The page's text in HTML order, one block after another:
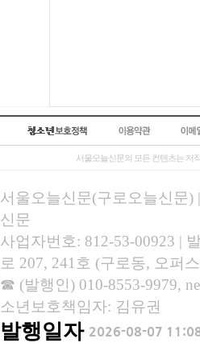
서울오늘신문의 모든 컨텐츠는 저
서울오늘신문(구로오늘신문)
신문
사업자번호: 812-53-00923 |
로 207, 241호 (구로동, 오퍼
☎ (발행인) 010-8553-9979,
소년보호책임자: 김유권
발행일자